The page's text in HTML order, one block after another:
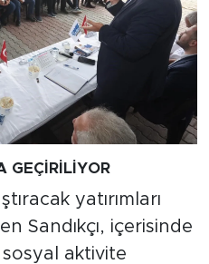
GEÇİRİLİYOR
yatırımları
Sandıkçı, içerisinde
sosyal aktivite